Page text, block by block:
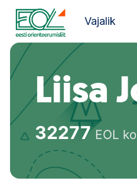
Liigu
juurde
Estonian Orienteering
Vajalik
Liisa
32277EOL